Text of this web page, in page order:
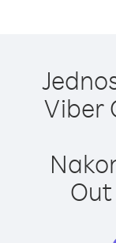
Viber